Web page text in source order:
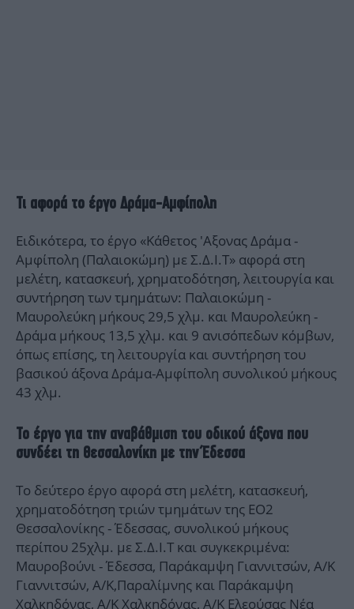
Τι αφορά το έργο Δράμα-Αμφίπολη
Ειδικότερα, το έργο «Κάθετος 'Αξονας Δράμα -
Αμφίπολη (Παλαιοκώμη) με Σ.Δ.Ι.Τ» αφορά στη
μελέτη, κατασκευή, χρηματοδότηση, λειτουργία και
συντήρηση των τμημάτων: Παλαιοκώμη -
Μαυρολεύκη μήκους 29,5 χλμ. και Μαυρολεύκη -
Δράμα μήκους 13,5 χλμ. και 9 ανισόπεδων κόμβων,
όπως επίσης, τη λειτουργία και συντήρηση του
βασικού άξονα Δράμα-Αμφίπολη συνολικού μήκους
43 χλμ.
Το έργο για την αναβάθμιση του οδικού άξονα που
συνδέει τη Θεσσαλονίκη με την Έδεσσα
Το δεύτερο έργο αφορά στη μελέτη, κατασκευή,
χρηματοδότηση τριών τμημάτων της ΕΟ2
Θεσσαλονίκης - Έδεσσας, συνολικού μήκους
περίπου 25χλμ. με Σ.Δ.Ι.Τ και συγκεκριμένα:
Μαυροβούνι - Έδεσσα, Παράκαμψη Γιαννιτσών, Α/Κ
Γιαννιτσών, Α/Κ,Παραλίμνης και Παράκαμψη
Χαλκηδόνας, Α/Κ Χαλκηδόνας, Α/Κ Ελεούσας Νέα